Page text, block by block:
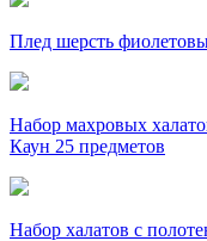
Плед шерсть
Набор махровых
Каун 25 предметов
Набор халатов с